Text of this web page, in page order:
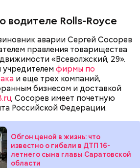
водителе Rolls-Royce
аварии Сергей Сосорев
правления товарищества
«Всеволжский, 29».
учредителемфирмы по
и еще трех компаний,
бизнесом и доставкой
, Сосорев имеет почетную
Российской Федерации.
Обгон ценой в жизнь: что
известно о гибели в ДТП 16-
летнего сына главы Саратовской
области
переоформить на меня
у меня всякие попытки
что мне показывали бумажку,
дела у него (Гасанова —
перед государством,
недвижимости тоже нет, —
«покупатель» квартирына
что травил отчима
что мужчина напрямую
с помощью денег и
общению пасынка с матерью.
«пытаются